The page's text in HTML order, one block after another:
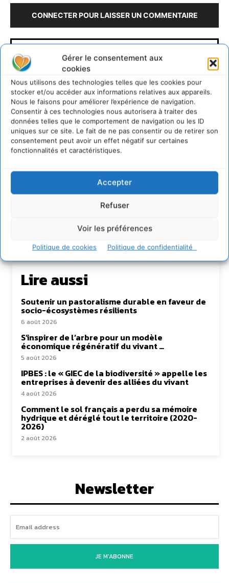
Gérer le consentement aux
cookies
Nous utilisons des technologies telles que les cookies pour
stocker et/ou accéder aux informations relatives aux appareils.
Nous le faisons pour améliorer l’expérience de navigation.
Consentir à ces technologies nous autorisera à traiter des
données telles que le comportement de navigation ou les ID
uniques sur ce site. Le fait de ne pas consentir ou de retirer son
consentement peut avoir un effet négatif sur certaines
fonctionnalités et caractéristiques.
Accepter
Refuser
Voir les préférences
Politique de cookies Politique de confidentialité
CONNECTER POUR LAISSER UN COMMENTAIRE
David Naulin
https://cdurable.info
Journaliste de solutions écologiques et sociales en
Lire aussi
Soutenir un pastoralisme durable en faveur de
socio-écosystèmes résilients
6 août 2026
S’inspirer de l’arbre pour un modèle
économique régénératif du vivant …
5 août 2026
IPBES : le « GIEC de la biodiversité » appelle les
entreprises à devenir des alliées du vivant
4 août 2026
Comment le sol français a perdu sa mémoire
hydrique et déréglé tout le territoire (2020-
2026)
2 août 2026
Newsletter
JE M'ABONNE